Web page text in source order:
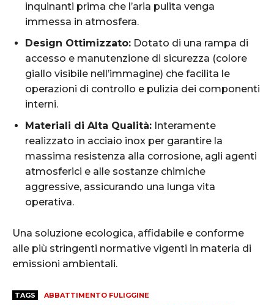
inquinanti prima che l’aria pulita venga
immessa in atmosfera.
Design Ottimizzato: Dotato di una rampa di
accesso e manutenzione di sicurezza (colore
giallo visibile nell’immagine) che facilita le
operazioni di controllo e pulizia dei componenti
interni.
Materiali di Alta Qualità: Interamente
realizzato in acciaio inox per garantire la
massima resistenza alla corrosione, agli agenti
atmosferici e alle sostanze chimiche
aggressive, assicurando una lunga vita
operativa.
Una soluzione ecologica, affidabile e conforme
alle più stringenti normative vigenti in materia di
emissioni ambientali.
TAGS
ABBATTIMENTO FULIGGINE